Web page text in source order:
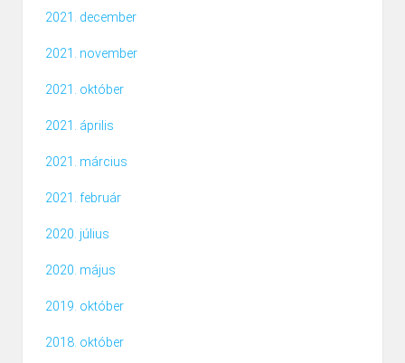
2021. december
2021. november
2021. október
2021. április
2021. március
2021. február
2020. július
2020. május
2019. október
2018. október